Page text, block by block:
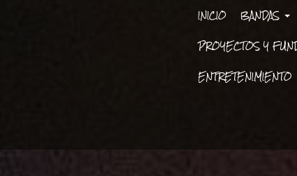
INICIO BANDAS
PROYECTOS Y
ENTRETENIMIENTO